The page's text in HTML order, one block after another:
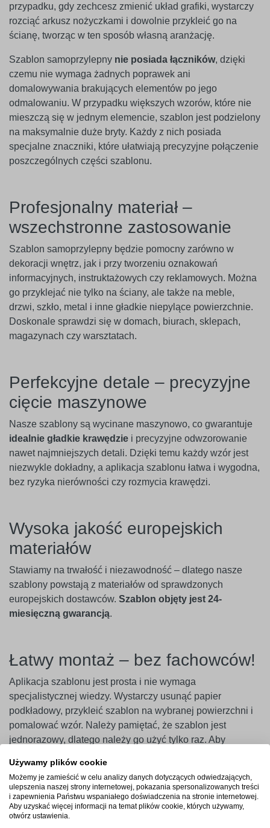
przypadku, gdy zechcesz zmienić układ grafiki, wystarczy
rozciąć arkusz nożyczkami i dowolnie przykleić go na
ścianę, tworząc w ten sposób własną aranżację.
Szablon samoprzylepny nie posiada łączników, dzięki
czemu nie wymaga żadnych poprawek ani
domalowywania brakujących elementów po jego
odmalowaniu. W przypadku większych wzorów, które nie
mieszczą się w jednym elemencie, szablon jest podzielony
na maksymalnie duże bryty. Każdy z nich posiada
specjalne znaczniki, które ułatwiają precyzyjne połączenie
poszczególnych części szablonu.
Profesjonalny materiał –
wszechstronne zastosowanie
Szablon samoprzylepny będzie pomocny zarówno w
dekoracji wnętrz, jak i przy tworzeniu oznakowań
informacyjnych, instruktażowych czy reklamowych. Można
go przyklejać nie tylko na ściany, ale także na meble,
drzwi, szkło, metal i inne gładkie niepylące powierzchnie.
Doskonale sprawdzi się w domach, biurach, sklepach,
magazynach czy warsztatach.
Perfekcyjne detale – precyzyjne
cięcie maszynowe
Nasze szablony są wycinane maszynowo, co gwarantuje
idealnie gładkie krawędzie i precyzyjne odwzorowanie
nawet najmniejszych detali. Dzięki temu każdy wzór jest
niezwykle dokładny, a aplikacja szablonu łatwa i wygodna,
bez ryzyka nierówności czy rozmycia krawędzi.
Wysoka jakość europejskich
materiałów
Stawiamy na trwałość i niezawodność – dlatego nasze
szablony powstają z materiałów od sprawdzonych
europejskich dostawców. Szablon objęty jest 24-
miesięczną gwarancją.
Łatwy montaż – bez fachowców!
Aplikacja szablonu jest prosta i nie wymaga
specjalistycznej wiedzy. Wystarczy usunąć papier
podkładowy, przykleić szablon na wybranej powierzchni i
pomalować wzór. Należy pamiętać, że szablon jest
jednorazowy, dlatego należy go użyć tylko raz. Aby
ciągu 14 dni od zakupu.
Ważne! Szablony najlepiej przylegają do gładkich i
niepylących powierzchni. W przypadku ścian pokrytych
farbami o wysokiej zawartości lateksu (np. ceramicznymi,
Używamy plików cookie
Możemy je zamieścić w celu analizy danych dotyczących odwiedzających,
ulepszenia naszej strony internetowej, pokazania spersonalizowanych treści
i zapewnienia Państwu wspaniałego doświadczenia na stronie internetowej.
Aby uzyskać więcej informacji na temat plików cookie, których używamy,
otwórz ustawienia.